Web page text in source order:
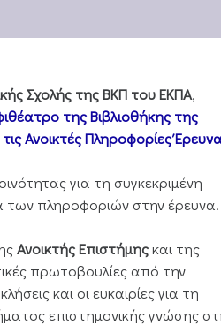
Σχολής της ΒΚΠ του ΕΚΠΑ,
της Βιβλιοθήκης της
Ανοικτές Πληροφορίες
για τη συγκεκριμένη
των πληροφοριών στην έρευνα.
Ανοικτής Επιστήμηςκαι της
πρωτοβουλίες από την
και οι ευκαιρίες για τη
επιστημονικής γνώσης